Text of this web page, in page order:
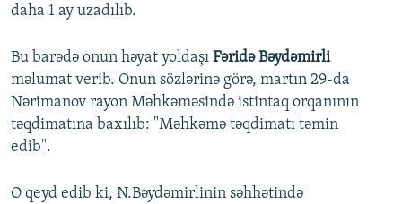
daha 1 ay uzadılıb.
Bu barədə onun həyat yoldaşı Fəridə Bəydəmirli
məlumat verib. Onun sözlərinə görə, martın 29-da
Nərimanov rayon Məhkəməsində istintaq orqanının
təqdimatına baxılıb: "Məhkəmə təqdimatı təmin
edib".
O qeyd edib ki, N.Bəydəmirlinin səhhətində